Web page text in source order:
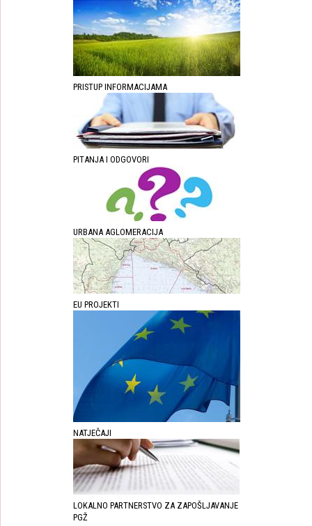
PRISTUP INFORMACIJAMA
PITANJA I ODGOVORI
URBANA AGLOMERACIJA
EU PROJEKTI
NATJEČAJI
LOKALNO PARTNERSTVO ZA ZAPOŠLJAVANJE
PGŽ